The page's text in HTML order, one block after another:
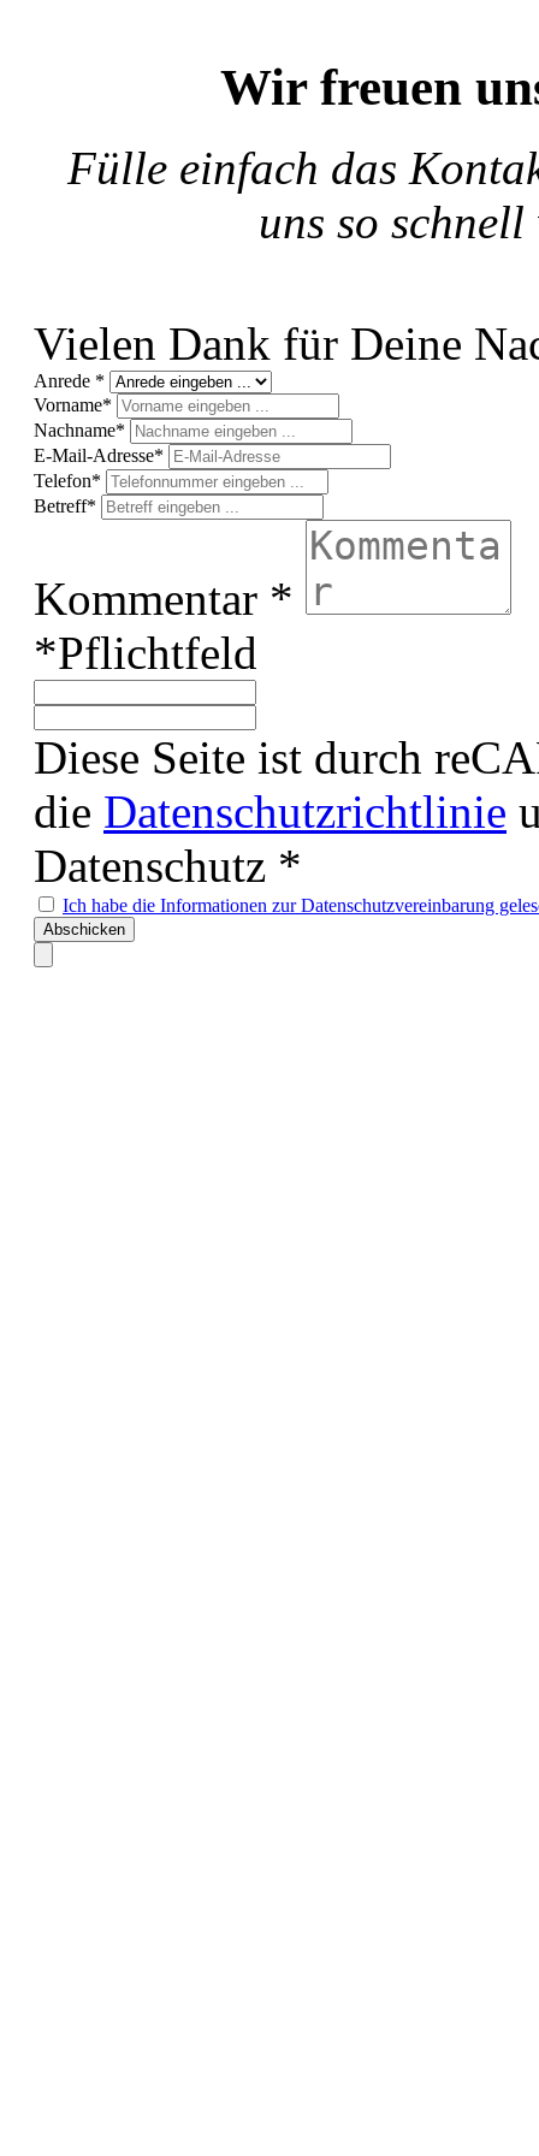
Wir freuen
Fülle einfach das
uns so
Vielen Dank für Deine
Anrede *
Vorname*
Nachname*
E-Mail-Adresse*
Telefon*
Betreff*
Kommentar *
*Pflichtfeld
Diese Seite ist durch
die Datenschutzrichtlinie
Datenschutz *
Ich habe die Informationen zur Datenschutzvereinbarung
Abschicken